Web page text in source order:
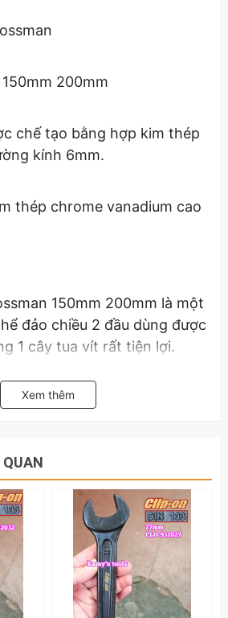
200mm
chế tạo bằng hợp kim thép
kính 6mm.
thép chrome vanadium cao
150mm 200mm là một
đảo chiều 2 đầu dùng được
1 cây tua vít rất tiện lợi.
kê bằng nhựa cứng cáp
tools để biết thêm
sản phẩm tua vít 2 Đầu
150mm 200mm.
Xem thêm